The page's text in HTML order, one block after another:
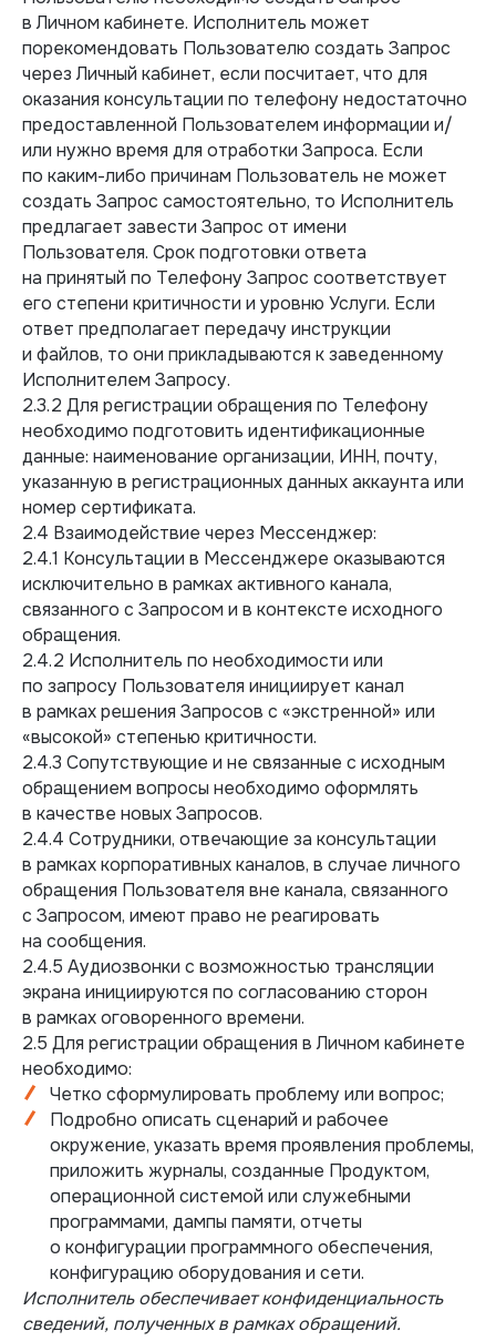
в Личном кабинете. Исполнитель может
порекомендовать Пользователю создать Запрос
через Личный кабинет, если посчитает, что для
оказания консультации по телефону недостаточно
предоставленной Пользователем информации и/
или нужно время для отработки Запроса. Если
по каким-либо причинам Пользователь не может
создать Запрос самостоятельно, то Исполнитель
предлагает завести Запрос от имени
Пользователя. Срок подготовки ответа
на принятый по Телефону Запрос соответствует
его степени критичности и уровню Услуги. Если
ответ предполагает передачу инструкции
и файлов, то они прикладываются к заведенному
Исполнителем Запросу.
2.3.2 Для регистрации обращения по Телефону
необходимо подготовить идентификационные
данные: наименование организации, ИНН, почту,
указанную в регистрационных данных аккаунта или
номер сертификата.
2.4 Взаимодействие через Мессенджер:
2.4.1 Консультации в Мессенджере оказываются
исключительно в рамках активного канала,
связанного с Запросом и в контексте исходного
обращения.
2.4.2 Исполнитель по необходимости или
по запросу Пользователя инициирует канал
в рамках решения Запросов с «экстренной» или
«высокой» степенью критичности.
2.4.3 Сопутствующие и не связанные с исходным
обращением вопросы необходимо оформлять
в качестве новых Запросов.
2.4.4 Сотрудники, отвечающие за консультации
в рамках корпоративных каналов, в случае личного
обращения Пользователя вне канала, связанного
с Запросом, имеют право не реагировать
на сообщения.
2.4.5 Аудиозвонки с возможностью трансляции
экрана инициируются по согласованию сторон
в рамках оговоренного времени.
2.5 Для регистрации обращения в Личном кабинете
необходимо:
Четко сформулировать проблему или вопрос;
Подробно описать сценарий и рабочее
окружение, указать время проявления проблемы,
приложить журналы, созданные Продуктом,
операционной системой или служебными
программами, дампы памяти, отчеты
о конфигурации программного обеспечения,
конфигурацию оборудования и сети.
Исполнитель обеспечивает конфиденциальность
сведений, полученных в рамках обращений.